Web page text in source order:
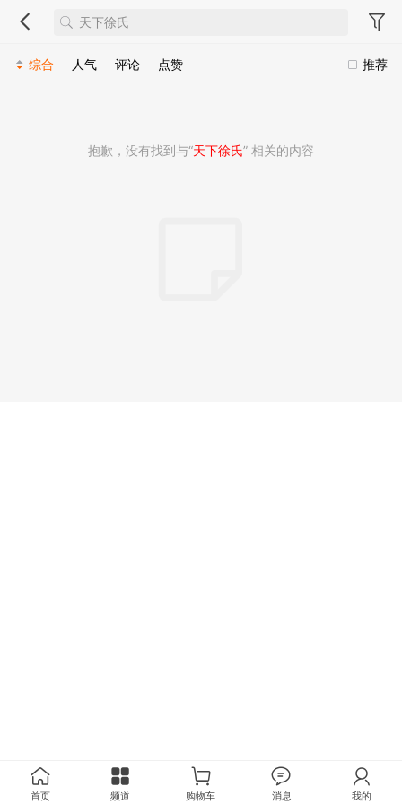
推荐
综合 人气 评论 点赞
抱歉，没有找到与“天下徐氏” 相关的内容
首页 频道 购物车 消息 我的